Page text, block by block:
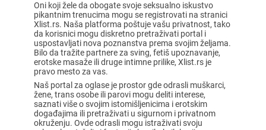
Oni koji žele da obogate svoje seksualno iskustvo
pikantnim trenucima mogu se registrovati na stranici
Xlist.rs. Naša platforma poštuje vašu privatnost, tako
da korisnici mogu diskretno pretraživati portal i
uspostavljati nova poznanstva prema svojim željama.
Bilo da tražite partnere za sving, fetiš upoznavanje,
erotske masaže ili druge intimne prilike, Xlist.rs je
pravo mesto za vas.
Naš portal za oglase je prostor gde odrasli muškarci,
žene, trans osobe ili parovi mogu deliti interese,
saznati više o svojim istomišljenicima i erotskim
događajima ili pretraživati u sigurnom i privatnom
okruženju. Ovde odrasli mogu istraživati svoju